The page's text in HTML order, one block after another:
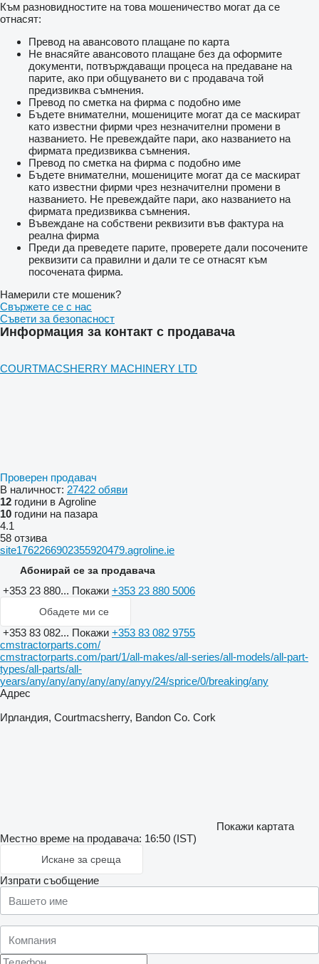
Към разновидностите на това мошеничество могат да се
отнасят:
Превод на авансовото плащане по карта
Не внасяйте авансовото плащане без да оформите
документи, потвърждаващи процеса на предаване на
парите, ако при общуването ви с продавача той
предизвиква съмнения.
Превод по сметка на фирма с подобно име
Бъдете внимателни, мошениците могат да се маскират
като известни фирми чрез незначителни промени в
названието. Не превеждайте пари, ако названието на
фирмата предизвиква съмнения.
Превод по сметка на фирма с подобно име
Бъдете внимателни, мошениците могат да се маскират
като известни фирми чрез незначителни промени в
названието. Не превеждайте пари, ако названието на
фирмата предизвиква съмнения.
Въвеждане на собствени реквизити във фактура на
реална фирма
Преди да преведете парите, проверете дали посочените
реквизити са правилни и дали те се отнасят към
посочената фирма.
Намерили сте мошеник?
Свържете се с нас
Съвети за безопасност
Информация за контакт с продавача
COURTMACSHERRY MACHINERY LTD
Проверен продавач
В наличност: 27422 обяви
12 години в Agroline
10 години на пазара
4.1
58 отзива
site1762266902355920479.agroline.ie
Абонирай се за продавача
+353 23 880... Покажи +353 23 880 5006
Обадете ми се
+353 83 082... Покажи +353 83 082 9755
cmstractorparts.com/
cmstractorparts.com/part/1/all-makes/all-series/all-models/all-part-
types/all-parts/all-
years/any/any/any/any/any/anyy/24/sprice/0/breaking/any
Адрес
Ирландия, Courtmacsherry, Bandon Co. Cork
Покажи картата
Местно време на продавача: 16:50 (IST)
Искане за среща
Изпрати съобщение